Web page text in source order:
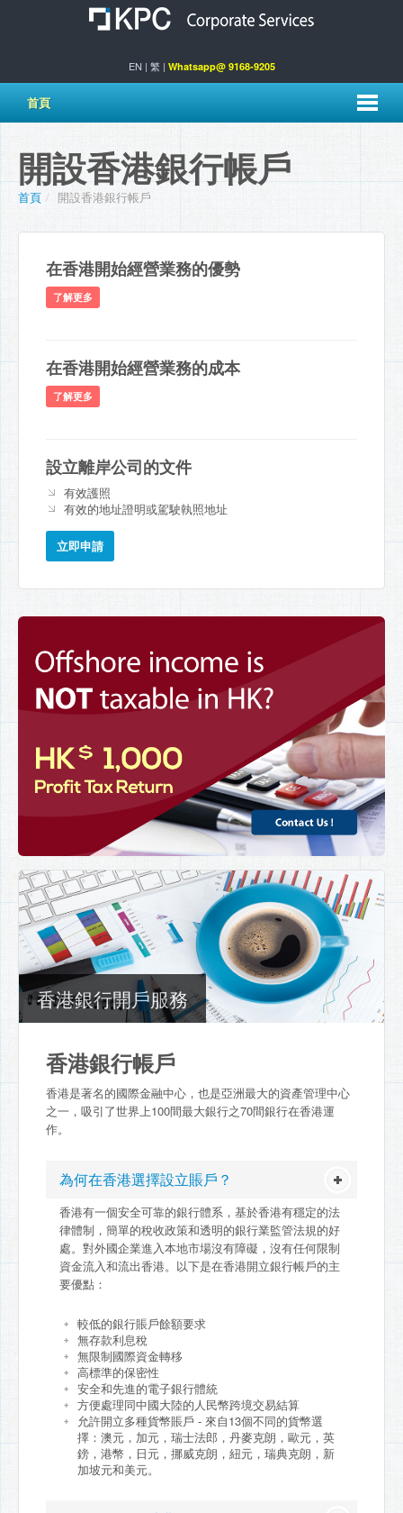
EN | 繁| Whatsapp@ 9168-9205
首頁
開設香港銀行帳戶
首頁 / 開設香港銀行帳戶
在香港開始經營業務的優勢
了解更多
在香港開始經營業務的成本
了解更多
設立離岸公司的文件
有效護照
有效的地址證明或駕駛執照地址
立即申請
香港銀行開戶服務
香港銀行帳戶
香港是著名的國際金融中心，也是亞洲最大的資產管理中心
之一，吸引了世界上100間最大銀行之70間銀行在香港運
作。
為何在香港選擇設立賬戶？
香港有一個安全可靠的銀行體系，基於香港有穩定的法
律體制，簡單的稅收政策和透明的銀行業監管法規的好
處。對外國企業進入本地市場沒有障礙，沒有任何限制
資金流入和流出香港。以下是在香港開立銀行帳戶的主
要優點：
較低的銀行賬戶餘額要求
無存款利息稅
無限制國際資金轉移
高標準的保密性
安全和先進的電子銀行體統
方便處理同中國大陸的人民幣跨境交易結算
允許開立多種貨幣賬戶 - 來自13個不同的貨幣選
擇：澳元，加元，瑞士法郎，丹麥克朗，歐元，英
鎊，港幣，日元，挪威克朗，紐元，瑞典克朗，新
加坡元和美元。